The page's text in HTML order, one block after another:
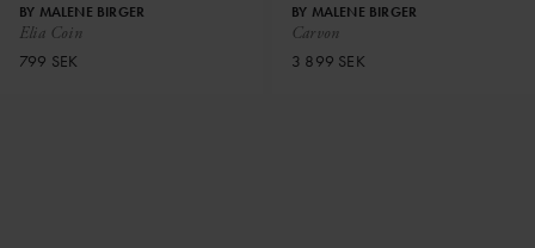
Elia Coin
BY MALENE BIRGER
799 SEK
Carvon
BY MALENE BIRGER
3 899 SEK